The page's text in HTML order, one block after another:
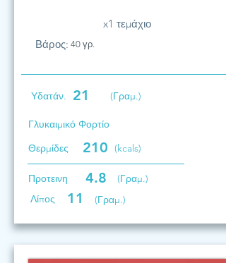
x1 τεμάχιο
Βάρος: 40 γρ.
Υδατάν. 21 (Γραμ.)
Γλυκαιμικό Φορτίο
Θερμίδες
210 (kcals)
Προτεινη 4.8
(Γραμ.)
Λίπος
11 (Γραμ.)